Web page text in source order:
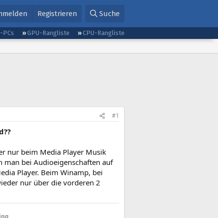
Registrieren Suche
PCs GPU-Rangliste
CPU-Rangliste
#1
nur beim Media Player Musik
man bei Audioeigenschaften auf
Player. Beim Winamp, bei
nur über die vorderen 2